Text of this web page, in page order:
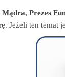
Prezes
Jeżeli ten temat